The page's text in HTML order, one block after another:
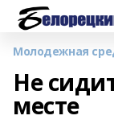
Молодежная
Не
месте